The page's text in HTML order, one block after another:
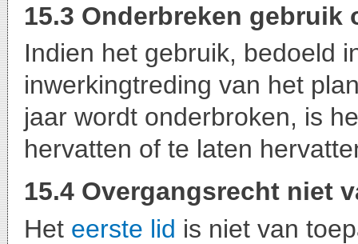
15.3 Onderbreken
Indien het gebruik, bedoeld
inwerkingtreding van het
jaar wordt onderbroken, is
hervatten of te laten
15.4 Overgangsrecht niet
Het eerste lid is niet van